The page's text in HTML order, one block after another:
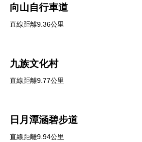
向山自行車道
直線距離9.36公里
九族文化村
直線距離9.77公里
日月潭涵碧步道
直線距離9.94公里